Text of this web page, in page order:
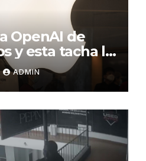
OpenAI de
y esta tacha la
y
ADMIN